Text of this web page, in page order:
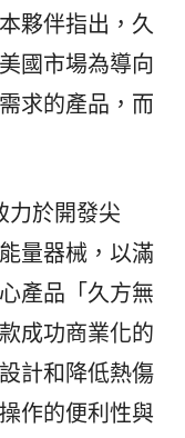
夥伴指出，久
國市場為導向
求的產品，而
力於開發尖
量器械，以滿
產品「久方無
成功商業化的
計和降低熱傷
作的便利性與